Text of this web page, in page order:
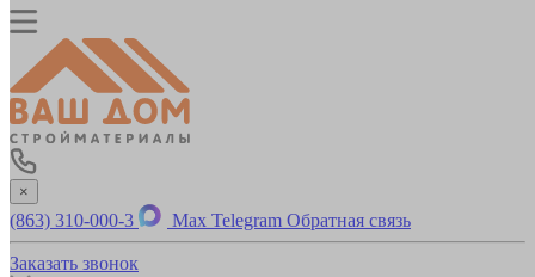
×
(863) 310-000-3 Max Telegram Обратная связь
Заказать звонок